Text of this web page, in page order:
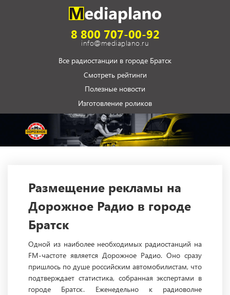
8 800 707-00-92
info@mediaplano.ru
Все радиостанции в городе Братск
Смотреть рейтинги
Полезные новости
Изготовление роликов
Размещение рекламы на
Дорожное Радио в городе
Братск
Одной из наиболее необходимых радиостанций на
FM-частоте является Дорожное Радио. Оно сразу
пришлось по душе российским автомобилистам, что
подтверждает статистика, собранная экспертами в
городе Братск. Еженедельно к радиоволне